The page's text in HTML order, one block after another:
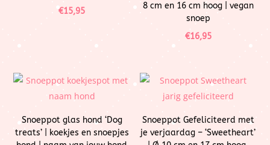
€15,95
8 cm en 16 cm hoog | vegan
snoep
€16,95
Snoeppot glas hond ‘Dog
treats’ | koekjes en snoepjes
Snoeppot Gefeliciteerd met
je verjaardag – ‘Sweetheart’